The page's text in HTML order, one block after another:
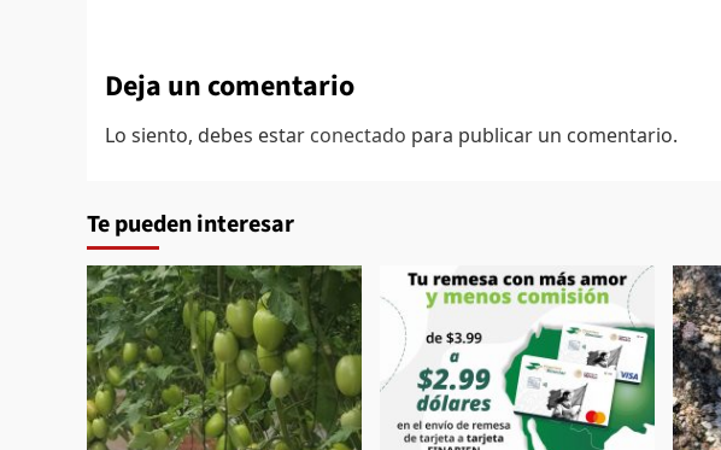
Deja un comentario
Lo siento, debes estar conectado para publicar un comentario.
Te pueden interesar